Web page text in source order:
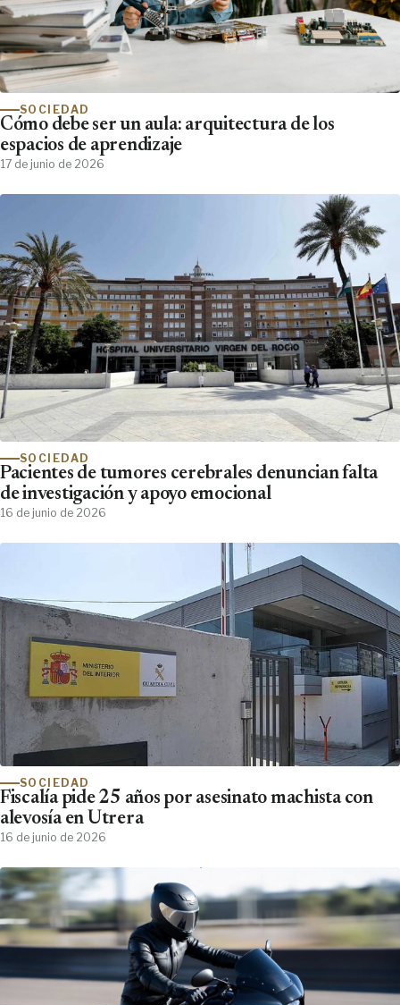
SOCIEDAD
Cómo debe ser un aula: arquitectura de los
espacios de aprendizaje
17 de junio de 2026
SOCIEDAD
Pacientes de tumores cerebrales denuncian falta
de investigación y apoyo emocional
16 de junio de 2026
SOCIEDAD
Fiscalía pide 25 años por asesinato machista con
alevosía en Utrera
16 de junio de 2026